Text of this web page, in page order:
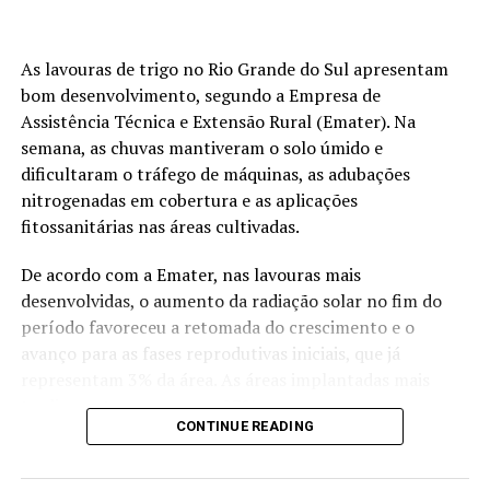
Soja em Chicago
Os contratos futuros da soja fecharam em baixa nesta
sexta-feira, na Bolsa de Mercadorias de Chicago (CBOT),
ampliando as perdas semanais – a posição novembro
teve queda semanal de 0,95%. Em dia volátil, a previsão
de clima favorável para o cinturão produtor dos Estados
As perdas foram limitadas pela recuperação do petróleo
e pela boa demanda chinesa pela soja americana, o que
colocou os contratos boa parte do dia no território
Os exportadores privados norte-americanos reportaram
As lavouras de trigo no Rio Grande do Sul apresentam
bom desenvolvimento, segundo a Empresa de
Assistência Técnica e Extensão Rural (Emater). Na
semana, as chuvas mantiveram o solo úmido e
dificultaram o tráfego de máquinas, as adubações
nitrogenadas em cobertura e as aplicações
fitossanitárias nas áreas cultivadas.
De acordo com a Emater, nas lavouras mais
desenvolvidas, o aumento da radiação solar no fim do
período favoreceu a retomada do crescimento e o
avanço para as fases reprodutivas iniciais, que já
tardiamente, que somam 97%, seguem em
desenvolvimento vegetativo e perfilhamento.
O quadro indica evolução da cultura em diferentes
CONTINUE READING